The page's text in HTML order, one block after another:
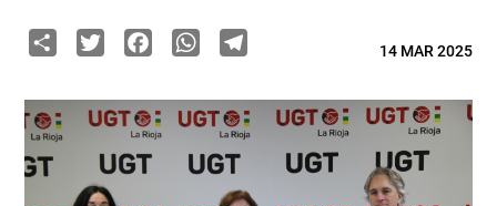
ShareTwitterFacebook
WhatsApp
Telegram14 MAR 2025